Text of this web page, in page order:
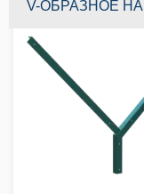
V-ОБРАЗНОЕ